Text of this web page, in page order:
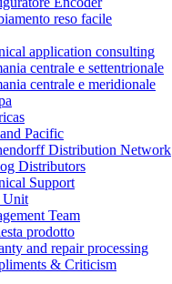
reso facile
application consulting
centrale e settentrionale
centrale e meridionale
Pacific
Distribution Network
Distributors
Support
Unit
Team
prodotto
and repair processing
& Criticism